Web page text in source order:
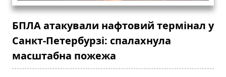
БПЛА атакували нафтовий термінал у
Санкт-Петербурзі: спалахнула
масштабна пожежа